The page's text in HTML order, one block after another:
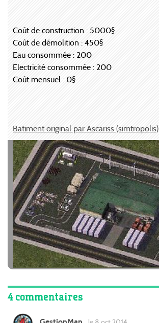
Coût de construction : 5000§
Coût de démolition : 450§
Eau consommée : 200
Electricité consommée : 200
Coût mensuel : 0§
Batiment original par Ascariss (simtropolis)
4 commentaires